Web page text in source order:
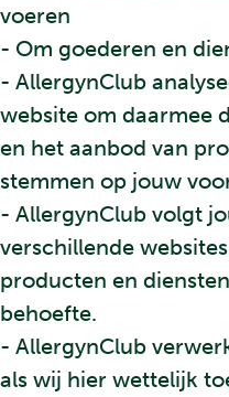
voeren
- Om goederen en
- AllergynClub
website om daarmee
en het aanbod van
stemmen op jouw
- AllergynClub volgt
verschillende
producten en
behoefte.
- AllergynClub
als wij hier wettelijk